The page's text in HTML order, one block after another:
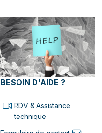
BESOIN D'AIDE ?
RDV & Assistance
technique